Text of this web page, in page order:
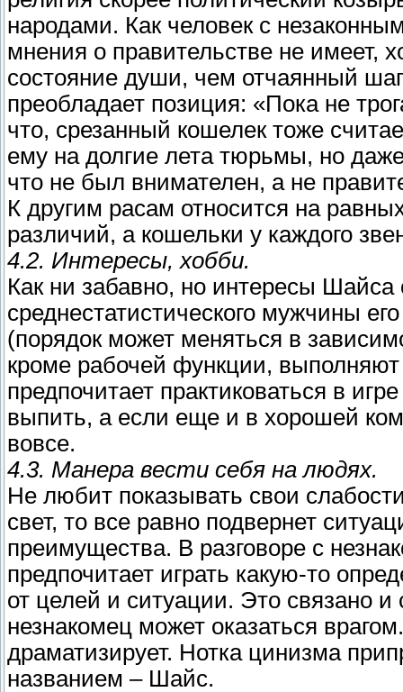
народами. Как человек с
мнения о правительстве не имеет,
состояние души, чем отчаянный
преобладает позиция: «Пока не
что, срезанный кошелек тоже
ему на долгие лета тюрьмы, но
что не был внимателен, а не
К другим расам относится на
различий, а кошельки у каждого
4.2. Интересы, хобби.
Как ни забавно, но интересы
среднестатистического мужчины
(порядок может меняться в
кроме рабочей функции,
предпочитает практиковаться в
выпить, а если еще и в хорошей
вовсе.
4.3. Манера вести себя на людях.
Не любит показывать свои
свет, то все равно подвернет
преимущества. В разговоре с
предпочитает играть какую-то
от целей и ситуации. Это связано
незнакомец может оказаться
драматизирует. Нотка цинизма
названием – Шайс.